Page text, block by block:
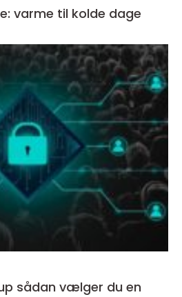
varme til kolde dage
en